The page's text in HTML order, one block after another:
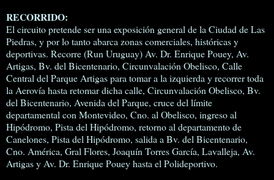
RECORRIDO:
El circuito pretende ser una exposición general de la Ciudad de Las
Piedras, y por lo tanto abarca zonas comerciales, históricas y
deportivas. Recorre (Run Uruguay) Av. Dr. Enrique Pouey, Av.
Artigas, Bv. del Bicentenario, Circunvalación Obelisco, Calle
Central del Parque Artigas para tomar a la izquierda y recorrer toda
la Aerovía hasta retomar dicha calle, Circunvalación Obelisco, Bv.
del Bicentenario, Avenida del Parque, cruce del límite
departamental con Montevideo, Cno. al Obelisco, ingreso al
Hipódromo, Pista del Hipódromo, retorno al departamento de
Canelones, Pista del Hipódromo, salida a Bv. del Bicentenario,
Cno. América, Gral Flores, Joaquín Torres García, Lavalleja, Av.
Artigas y Av. Dr. Enrique Pouey hasta el Polideportivo.